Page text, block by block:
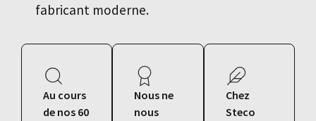
fabricant moderne.
Au cours
de nos 60
Nous ne
nous
Chez
Steco